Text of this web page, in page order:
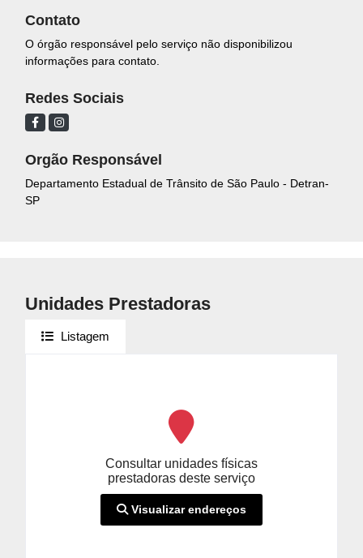
Contato
O órgão responsável pelo serviço não disponibilizou
informações para contato.
Redes Sociais
Orgão Responsável
Departamento Estadual de Trânsito de São Paulo - Detran-
SP
Unidades Prestadoras
Listagem
Consultar unidades físicas
prestadoras deste serviço
Visualizar endereços